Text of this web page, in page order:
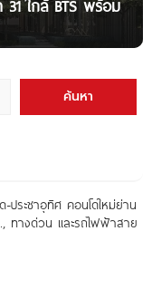
31 ใกล้ BTS พร้อม
ค้นหา
ประชาอุทิศ คอนโดใหม่ย่าน
ทางด่วน และรถไฟฟ้าสาย